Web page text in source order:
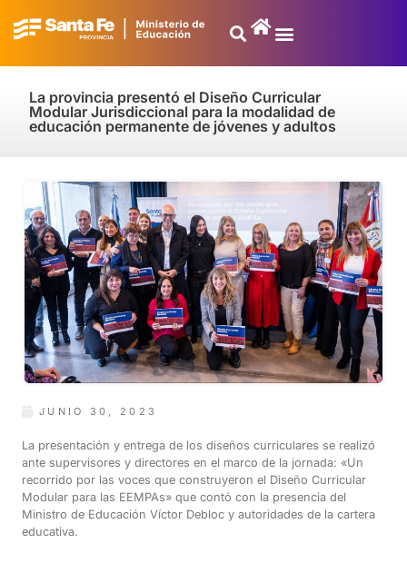
La provincia presentó el Diseño Curricular
Modular Jurisdiccional para la modalidad de
educación permanente de jóvenes y adultos
JUNIO 30, 2023
La presentación y entrega de los diseños curriculares se realizó
ante supervisores y directores en el marco de la jornada: «Un
recorrido por las voces que construyeron el Diseño Curricular
Modular para las EEMPAs» que contó con la presencia del
Ministro de Educación Víctor Debloc y autoridades de la cartera
educativa.